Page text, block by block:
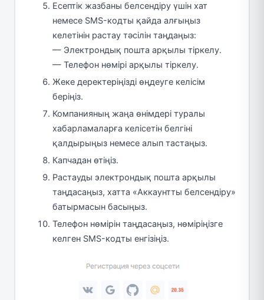
Есептік жазбаны белсендіру үшін хат
немесе SMS-кодты қайда алғыңыз
келетінін растау тәсілін таңдаңыз:
— Электрондық пошта арқылы тіркелу.
— Телефон нөмірі арқылы тіркелу.
Жеке деректеріңізді өңдеуге келісім
беріңіз.
Компанияның жаңа өнімдері туралы
хабарламаларға келісетін белгіні
қалдырыңыз немесе алып тастаңыз.
Капчадан өтіңіз.
Растауды электрондық пошта арқылы
таңдасаңыз, хатта «Аккаунтты белсендіру»
батырмасын басыңыз.
Телефон нөмірін таңдасаңыз, нөміріңізге
келген SMS-кодты енгізіңіз.